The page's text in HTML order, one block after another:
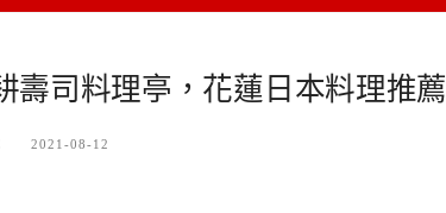
壽司料理亭，花蓮日本料理推薦
2021-08-12